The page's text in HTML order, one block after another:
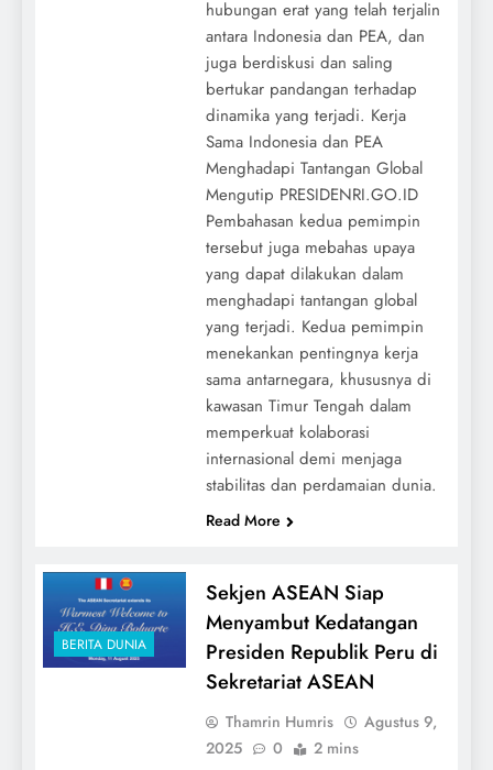
hubungan erat yang telah terjalin
antara Indonesia dan PEA, dan
juga berdiskusi dan saling
bertukar pandangan terhadap
dinamika yang terjadi. Kerja
Sama Indonesia dan PEA
Menghadapi Tantangan Global
Mengutip PRESIDENRI.GO.ID
Pembahasan kedua pemimpin
tersebut juga mebahas upaya
yang dapat dilakukan dalam
menghadapi tantangan global
yang terjadi. Kedua pemimpin
menekankan pentingnya kerja
sama antarnegara, khususnya di
kawasan Timur Tengah dalam
memperkuat kolaborasi
internasional demi menjaga
stabilitas dan perdamaian dunia.
Read More
BERITA DUNIA
Sekjen ASEAN Siap
Menyambut Kedatangan
Presiden Republik Peru di
Sekretariat ASEAN
Thamrin Humris
Agustus 9,
2025
0 2 mins